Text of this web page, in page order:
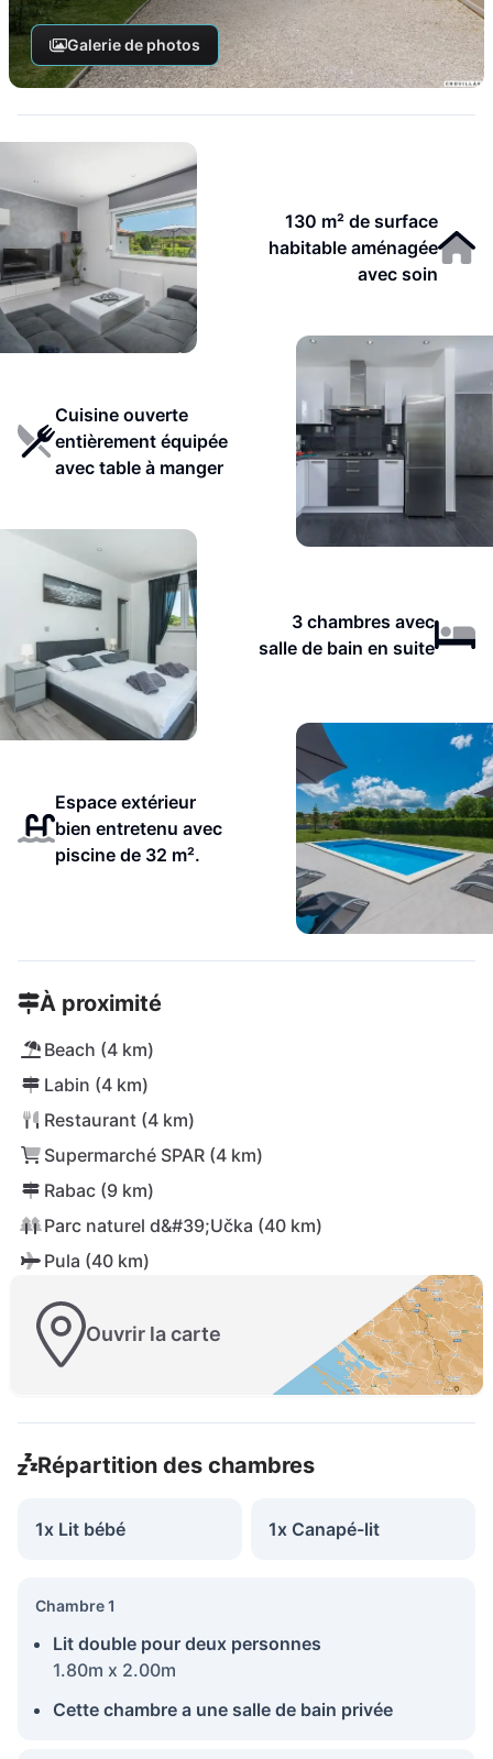
Galerie de photos
130 m² de surface
habitable aménagée
avec soin
Cuisine ouverte
entièrement équipée
avec table à manger
3 chambres avec
salle de bain en suite
Espace extérieur
bien entretenu avec
piscine de 32 m².
À proximité
Beach (4 km)
Labin (4 km)
Restaurant (4 km)
Supermarché SPAR (4 km)
Rabac (9 km)
Parc naturel d&#39;Učka (40 km)
Pula (40 km)
Ouvrir la carte
Répartition des chambres
1x Lit bébé 1x Canapé-lit
Chambre 1
Lit double pour deux personnes
1.80m x 2.00m
Cette chambre a une salle de bain privée